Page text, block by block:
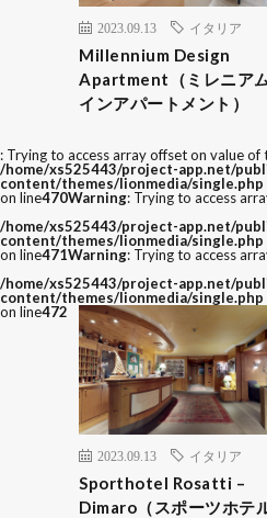
2023.09.13 イタリア
Millennium Design
Apartment（ミレニア
インアパートメント）
: Trying to access array offset on value of
/home/xs525443/project-app.net/
content/themes/lionmedia/single.php
on line470Warning: Trying to access
/home/xs525443/project-app.net/
content/themes/lionmedia/single.php
on line471Warning: Trying to access
/home/xs525443/project-app.net/
content/themes/lionmedia/single.php
on line472
2023.09.13 イタリア
Sporthotel Rosatti –
Dimaro（スポーツホテ